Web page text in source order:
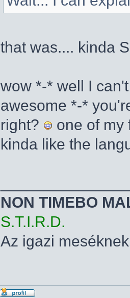
that was.... kinda
wow *-* well I
awesome *-*
right?
one of my
kinda like the
NON TIMEBO
S.T.I.R.D.
Az igazi